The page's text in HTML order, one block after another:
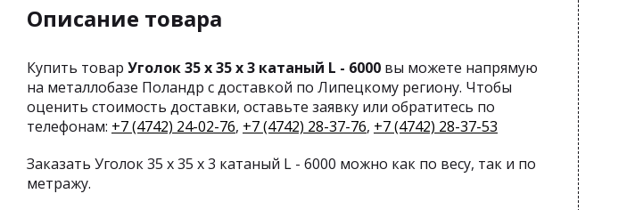
Описание товара
Купить товар Уголок 35 х 35 х 3 катаный L - 6000 вы можете напрямую
на металлобазе Поландр с доставкой по Липецкому региону. Чтобы
оценить стоимость доставки, оставьте заявку или обратитесь по
телефонам: +7 (4742) 24-02-76, +7 (4742) 28-37-76, +7 (4742) 28-37-53
Заказать Уголок 35 х 35 х 3 катаный L - 6000 можно как по весу, так и по
метражу.